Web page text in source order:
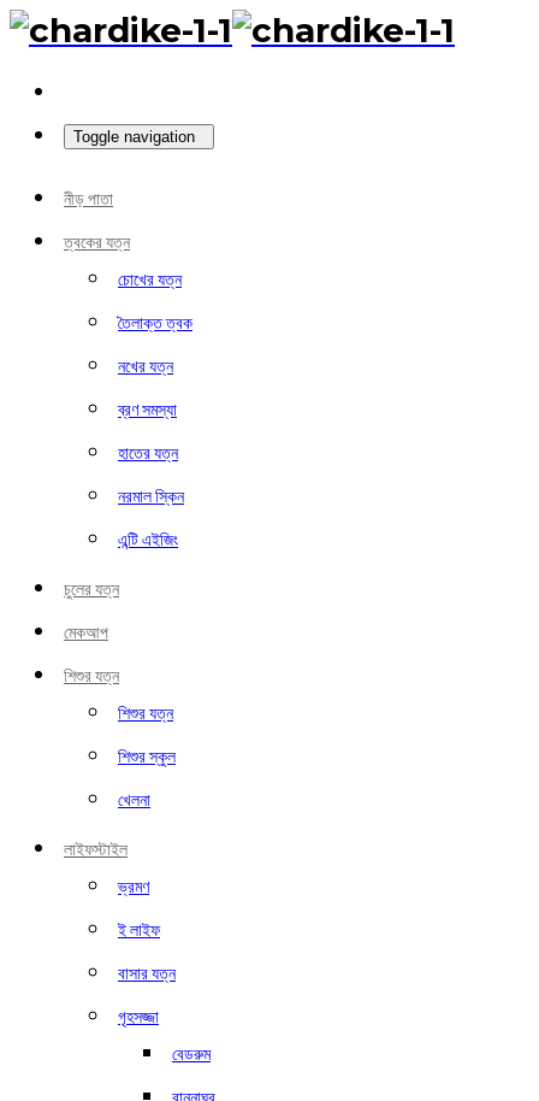
Toggle navigation
নীড় পাতা
ত্বকের যত্ন
চোখের যত্ন
তৈলাক্ত ত্বক
নখের যত্ন
ব্রণ সমস্যা
হাতের যত্ন
নরমাল স্কিন
এন্টি এইজিং
চুলের যত্ন
মেকআপ
শিশুর যত্ন
শিশুর যত্ন
শিশুর স্কুল
খেলনা
লাইফস্টাইল
ভ্রমণ
ই লাইফ
বাসার যত্ন
গৃহসজ্জা
বেডরুম